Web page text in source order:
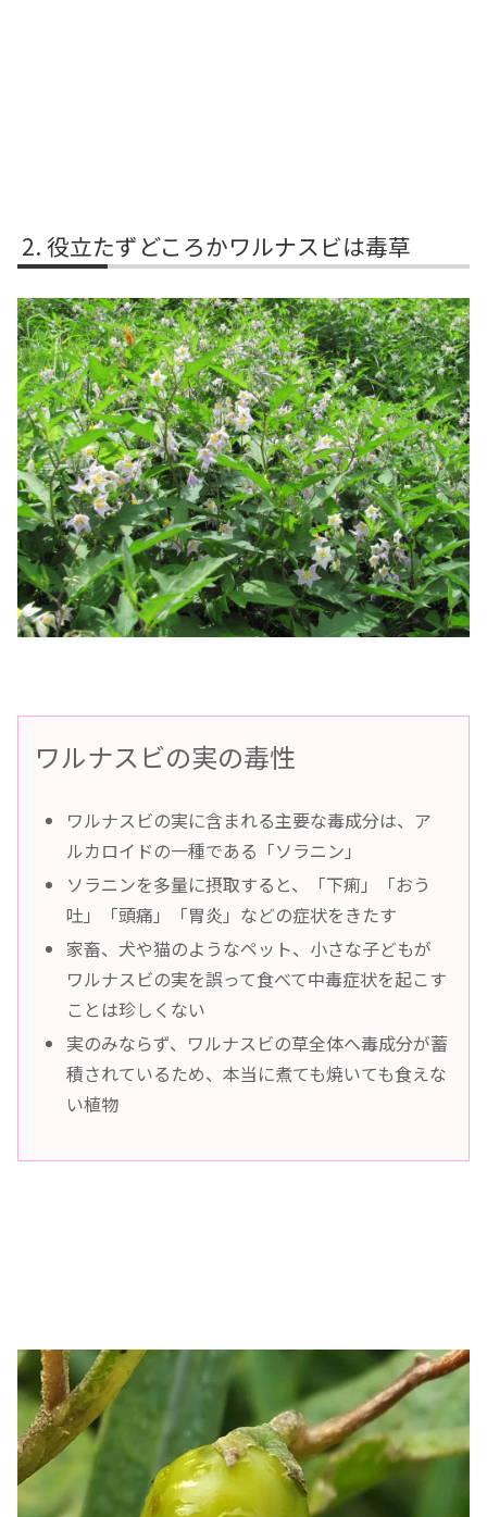
役立たずどころかワルナスビは毒草
ワルナスビの実の毒性
ワルナスビの実に含まれる主要な毒成分は、ア
ルカロイドの一種である「ソラニン」
ソラニンを多量に摂取すると、「下痢」「おう
吐」「頭痛」「胃炎」などの症状をきたす
家畜、犬や猫のようなペット、小さな子どもが
ワルナスビの実を誤って食べて中毒症状を起こす
ことは珍しくない
実のみならず、ワルナスビの草全体へ毒成分が蓄
積されているため、本当に煮ても焼いても食えな
い植物